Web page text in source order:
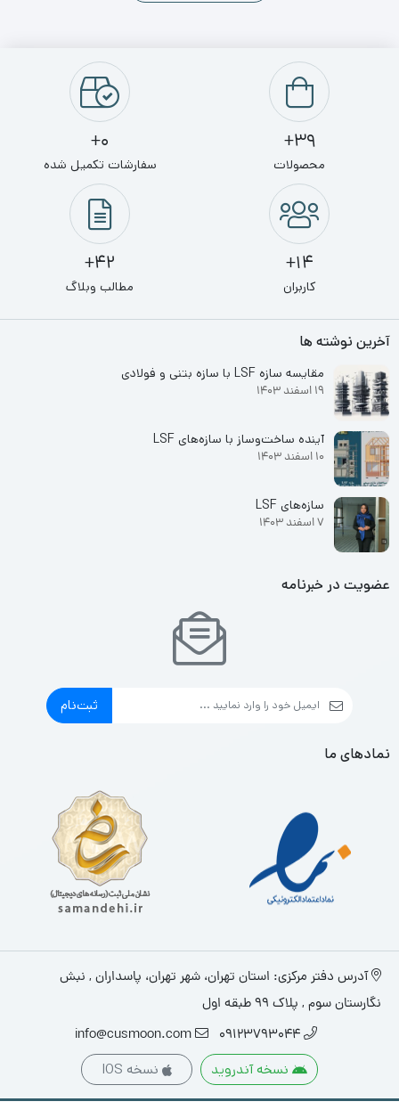
39+
محصولات
0+
سفارشات تکمیل شده
14+
کاربران
42+
مطالب وبلاگ
آخرین نوشته ها
مقایسه سازه LSF با سازه بتنی و فولادی
19 اسفند 1403
آینده ساخت‌وساز با سازه‌های LSF
10 اسفند 1403
سازه‌های LSF
7 اسفند 1403
عضویت در خبرنامه
ثبت‌نام
نمادهای ما
آدرس دفتر مرکزی: استان تهران، شهر تهران، پاسداران , نبش
نگارستان سوم , پلاک ۹۹ طبقه اول
09123793044
info@cusmoon.com
نسخه آندروید نسخه IOS